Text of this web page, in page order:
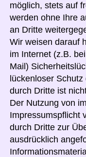
möglich, stets auf
werden ohne Ihre
an Dritte
Wir weisen darauf
im Internet (z.B.
Mail)
lückenloser
durch Dritte ist
Der Nutzung von
Impressumspflicht
durch Dritte zur
ausdrücklich